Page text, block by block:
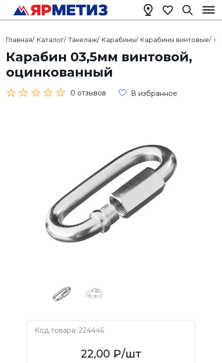
Главная/ Каталог/ Такелаж/ Карабины/ Карабины винтовые/
Карабин 03,5мм винтовой,
оцинкованный
0 отзывов В избранное
Код товара: 224446
Нет бренда22,00 ₽/шт